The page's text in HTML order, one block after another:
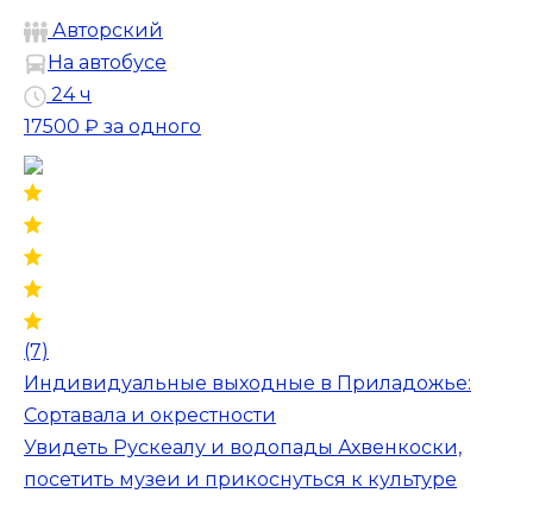
Авторский
На автобусе
24 ч
17500 ₽ за одного
(7)
Индивидуальные выходные в Приладожье:
Сортавала и окрестности
Увидеть Рускеалу и водопады Ахвенкоски,
посетить музеи и прикоснуться к культуре